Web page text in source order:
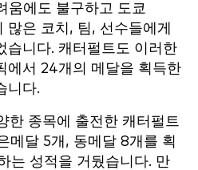
움에도 불구하고 도쿄
은 코치, 팀, 선수들에게
습니다. 캐터펄트도 이러한
에서 24개의 메달을 획득한
니다.
한 종목에 출전한 캐터펄트
메달 5개, 동메달 8개를 획
는 성적을 거뒀습니다. 만